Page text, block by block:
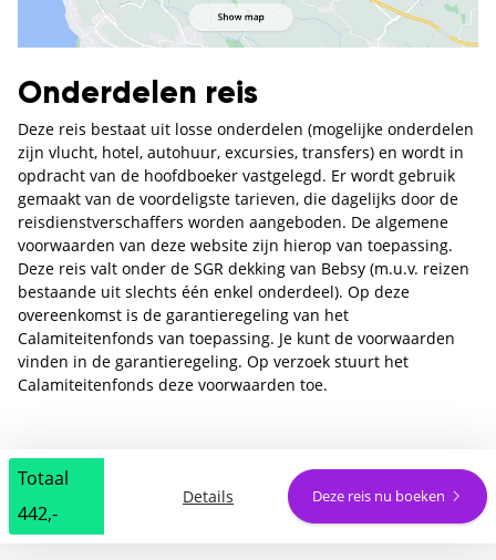
Onderdelen reis
Deze reis bestaat uit losse onderdelen (mogelijke onderdelen
zijn vlucht, hotel, autohuur, excursies, transfers) en wordt in
opdracht van de hoofdboeker vastgelegd. Er wordt gebruik
gemaakt van de voordeligste tarieven, die dagelijks door de
reisdienstverschaffers worden aangeboden. De algemene
voorwaarden van deze website zijn hierop van toepassing.
Deze reis valt onder de SGR dekking van Bebsy (m.u.v. reizen
bestaande uit slechts één enkel onderdeel). Op deze
overeenkomst is de garantieregeling van het
Calamiteitenfonds van toepassing. Je kunt de voorwaarden
vinden in de garantieregeling. Op verzoek stuurt het
Calamiteitenfonds deze voorwaarden toe.
Totaal
442,-
Details Deze reis nu boeken